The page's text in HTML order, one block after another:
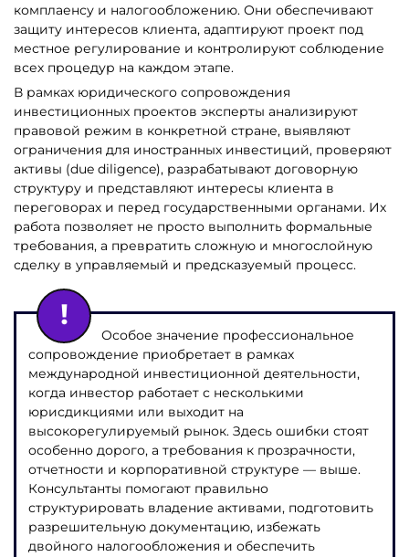
комплаенсу и налогообложению. Они обеспечивают
защиту интересов клиента, адаптируют проект под
местное регулирование и контролируют соблюдение
всех процедур на каждом этапе.
В рамках юридического сопровождения
инвестиционных проектов эксперты анализируют
правовой режим в конкретной стране, выявляют
ограничения для иностранных инвестиций, проверяют
активы (due diligence), разрабатывают договорную
структуру и представляют интересы клиента в
переговорах и перед государственными органами. Их
работа позволяет не просто выполнить формальные
требования, а превратить сложную и многослойную
сделку в управляемый и предсказуемый процесс.
Особое значение профессиональное
сопровождение приобретает в рамках
международной инвестиционной деятельности,
когда инвестор работает с несколькими
юрисдикциями или выходит на
высокорегулируемый рынок. Здесь ошибки стоят
особенно дорого, а требования к прозрачности,
отчетности и корпоративной структуре — выше.
Консультанты помогают правильно
структурировать владение активами, подготовить
разрешительную документацию, избежать
двойного налогообложения и обеспечить